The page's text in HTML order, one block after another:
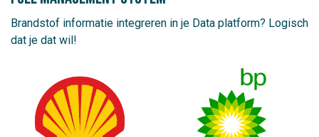
Brandstof informatie integreren in je Data platform? Logisch
dat je dat wil!